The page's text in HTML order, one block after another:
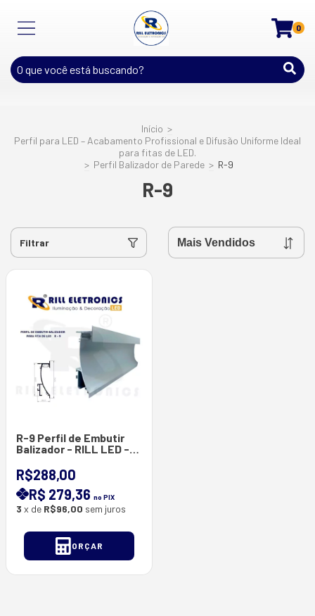
0
Início >
Perfil para LED – Acabamento Profissional e Difusão Uniforme Ideal
para fitas de LED.
> Perfil Balizador de Parede > R-9
R-9
Filtrar
R-9 Perfil de Embutir
Balizador - RILL LED -
Led ( Pintura -
Anodizado ) - Barras
com 3 Metros
R$288,00
R$ 279,36no PIX
3 x de R$96,00 sem juros
ORÇAR